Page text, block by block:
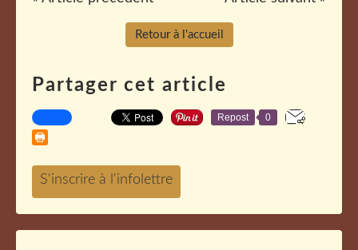
Retour à l'accueil
Partager cet article
Repost 0